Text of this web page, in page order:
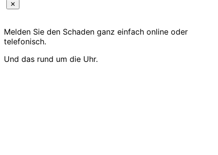
✕
Melden Sie den Schaden ganz einfach online oder
telefonisch.
Und das rund um die Uhr.